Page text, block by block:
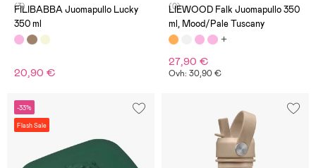
(3)
FILIBABBA Juomapullo Lucky
350 ml
20,90 €
(0)
LIEWOOD Falk Juomapullo 350
ml, Mood/Pale Tuscany
27,90 €
Ovh: 30,90 €
-33%
Flash Sale